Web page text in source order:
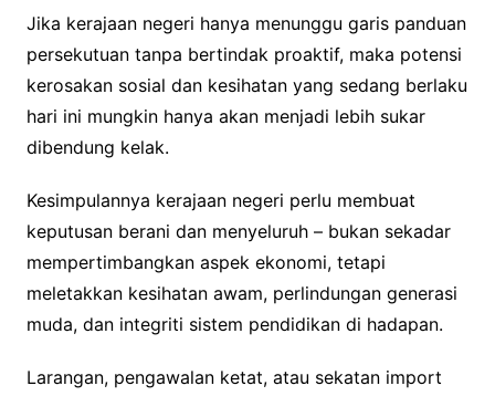
Jika kerajaan negeri hanya menunggu garis panduan
persekutuan tanpa bertindak proaktif, maka potensi
kerosakan sosial dan kesihatan yang sedang berlaku
hari ini mungkin hanya akan menjadi lebih sukar
dibendung kelak.
Kesimpulannya kerajaan negeri perlu membuat
keputusan berani dan menyeluruh – bukan sekadar
mempertimbangkan aspek ekonomi, tetapi
meletakkan kesihatan awam, perlindungan generasi
muda, dan integriti sistem pendidikan di hadapan.
Larangan, pengawalan ketat, atau sekatan import